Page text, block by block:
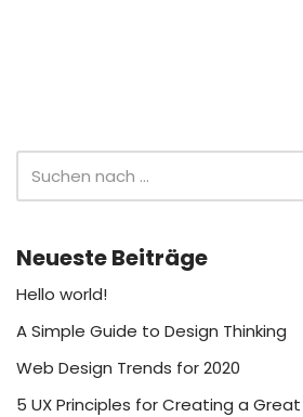
Neueste Beiträge
Hello world!
A Simple Guide to Design Thinking
Web Design Trends for 2020
5 UX Principles for Creating a